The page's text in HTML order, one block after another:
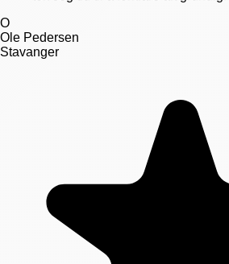
O
Ole Pedersen
Stavanger